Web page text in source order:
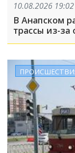
10.08.2026 19:02
В Анапском
трассы из-